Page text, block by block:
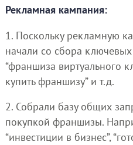
Рекламная кампания:
1. Поскольку рекламную
начали со сбора
“франшиза виртуального
купить франшизу” и т.д.
2. Собрали базу общих
покупкой франшизы.
“инвестиции в бизнес”,